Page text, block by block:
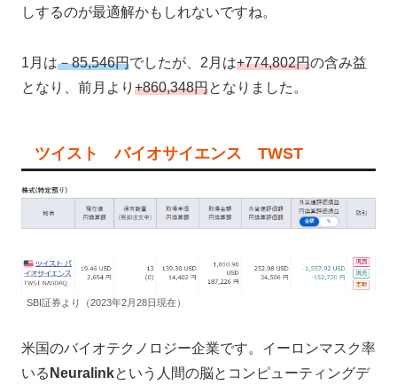
しするのが最適解かもしれないですね。
1月は－85,546円でしたが、2月は+774,802円の含み益
となり、前月より +860,348円となりました。
ツイスト バイオサイエンス TWST
SBI証券より（2023年2月28日現在）
米国のバイオテクノロジー企業です。イーロンマスク率
いる Neuralinkという人間の脳とコンピューティングデ